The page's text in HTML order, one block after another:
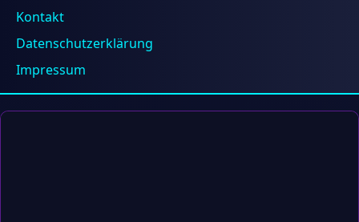
Kontakt
Datenschutzerklärung
Impressum